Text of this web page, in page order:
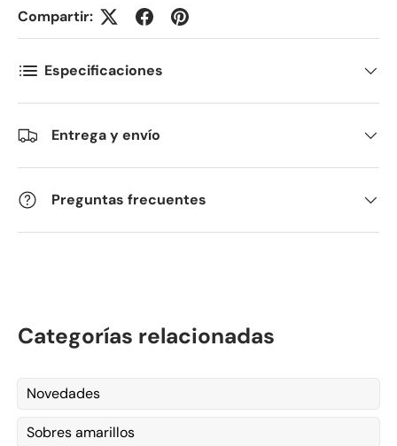
Antall *
Kommentarer
Compartir:
Especificaciones
Entrega y envío
Preguntas frecuentes
Categorías relacionadas
Novedades
Sobres amarillos